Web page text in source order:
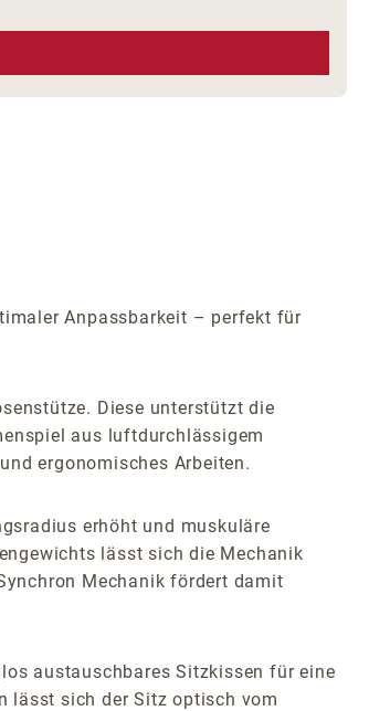
zu erhöhen oder zu
Anpassbarkeit – perfekt für
Diese unterstützt die
aus luftdurchlässigem
ergonomisches Arbeiten.
erhöht und muskuläre
lässt sich die Mechanik
Mechanik fördert damit
austauschbares Sitzkissen für eine
lässt sich der Sitz optisch vom